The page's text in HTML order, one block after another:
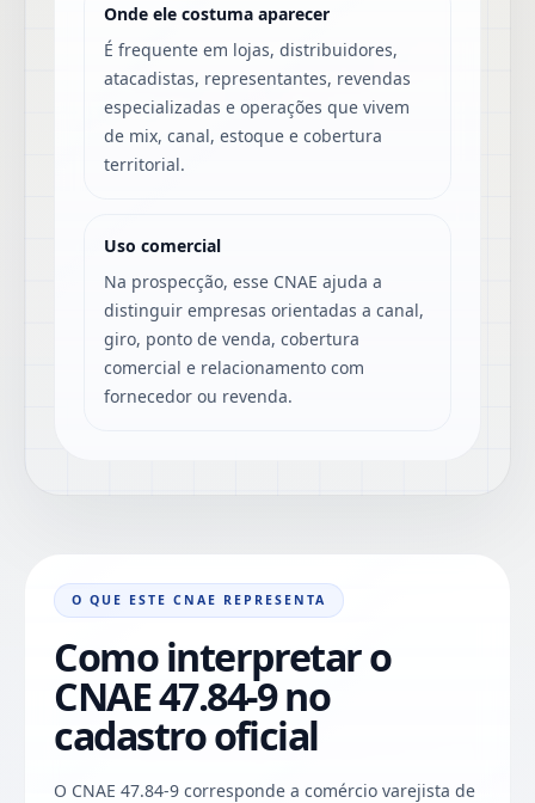
Onde ele costuma aparecer
É frequente em lojas, distribuidores,
atacadistas, representantes, revendas
especializadas e operações que vivem
de mix, canal, estoque e cobertura
territorial.
Uso comercial
Na prospecção, esse CNAE ajuda a
distinguir empresas orientadas a canal,
giro, ponto de venda, cobertura
comercial e relacionamento com
fornecedor ou revenda.
O QUE ESTE CNAE REPRESENTA
Como interpretar o
CNAE 47.84-9 no
cadastro oficial
O CNAE 47.84-9 corresponde a comércio varejista de